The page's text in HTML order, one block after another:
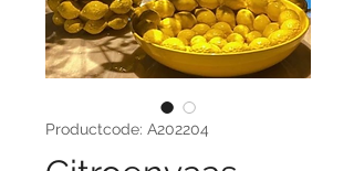
Productcode: A202204